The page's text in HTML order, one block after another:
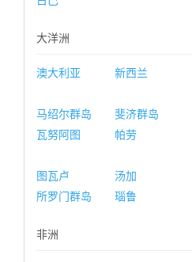
大洋洲
澳大利亚 新西兰
马绍尔群岛 斐济群岛
瓦努阿图
帕劳
图瓦卢 汤加
所罗门群岛
瑙鲁
非洲